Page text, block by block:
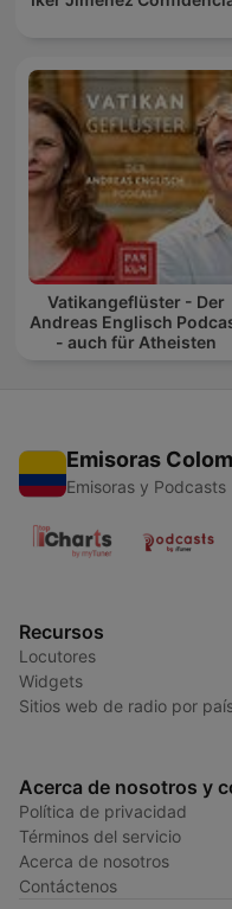
Vatikangeflüster - Der
Andreas Englisch
- auch für Atheisten
Emisoras
Emisoras y Podcasts
Recursos
Locutores
Widgets
Sitios web de radio por
Acerca de nosotros y
Política de privacidad
Términos del servicio
Acerca de nosotros
Contáctenos